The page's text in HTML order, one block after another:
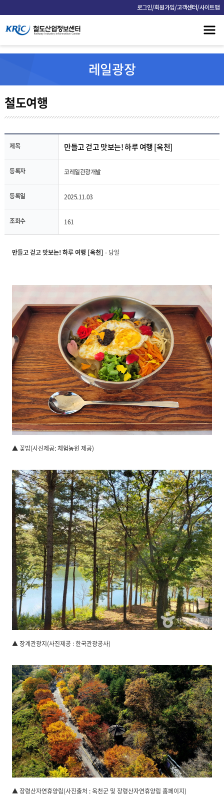
로그인/회원가입/고객센터/사이트맵
레일광장
철도여행
제목 만들고 걷고 맛보는! 하루 여행 [옥천]
등록자 코레일관광개발
등록일 2025.11.03
조회수 161
만들고 걷고 맛보는! 하루 여행 [옥천] - 당일
▲ 꽃밥(사진제공: 체험농원 제공)
▲ 장계관광지(사진제공 : 한국관광공사)
▲ 장령산자연휴양림(사진출처 : 옥천군 및 장령산자연휴양림 홈페이지)